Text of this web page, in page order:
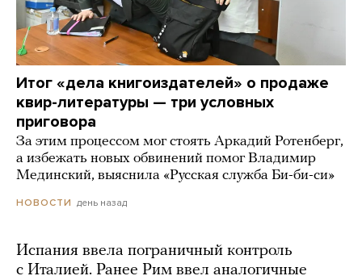
Итог «дела книгоиздателей» о продаже
квир-литературы — три условных
приговора
За этим процессом мог стоять Аркадий Ротенберг,
а избежать новых обвинений помог Владимир
Мединский, выяснила «Русская служба Би-би-си»
НОВОСТИ день назад
Испания ввела пограничный контроль
с Италией. Ранее Рим ввел аналогичные